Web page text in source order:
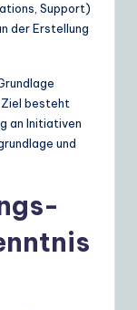
Support)
der Erstellung
besteht
an Initiativen
und